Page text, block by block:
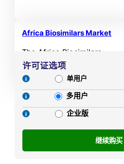
2025. It is anticipated to
9.44% during the forecast
period.
Africa Biosimilars Market
The Africa Biosimilars
Market size was valued at
USD 126.63 MN in 2021 and
reached USD 200.98 MN in
2025. It is anticipated to
reach USD 451.50 MN by
7.80% during the forecast
period.
许可证选项
单用户
多用户
企业版